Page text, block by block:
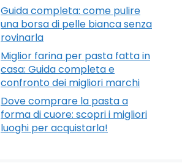
Guida completa: come pulire
una borsa di pelle bianca senza
rovinarla
Miglior farina per pasta fatta in
casa: Guida completa e
confronto dei migliori marchi
Dove comprare la pasta a
forma di cuore: scopri i migliori
luoghi per acquistarla!